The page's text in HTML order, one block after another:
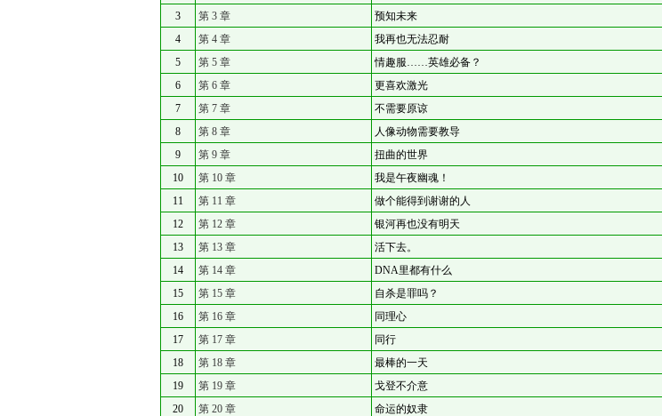
3
第 3 章 预知未来
4
第 4 章 我再也无法忍耐
5
第 5 章 情趣服……英雄必备？
6
第 6 章 更喜欢激光
7
第 7 章 不需要原谅
8
第 8 章 人像动物需要教导
9
第 9 章 扭曲的世界
10
第 10 章 我是午夜幽魂！
11
第 11 章 做个能得到谢谢的人
12
第 12 章 银河再也没有明天
13
第 13 章 活下去。
14
第 14 章 DNA里都有什么
15
第 15 章 自杀是罪吗？
16
第 16 章 同理心
17
第 17 章 同行
18
第 18 章 最棒的一天
19
第 19 章 戈登不介意
20
第 20 章 命运的奴隶